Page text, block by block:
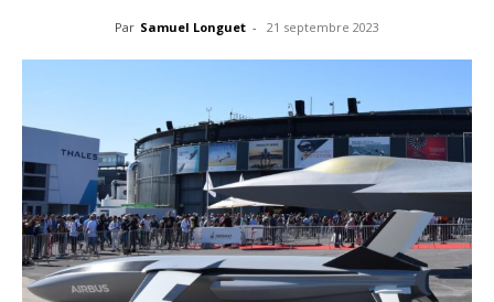
Par Samuel Longuet - 21 septembre 2023